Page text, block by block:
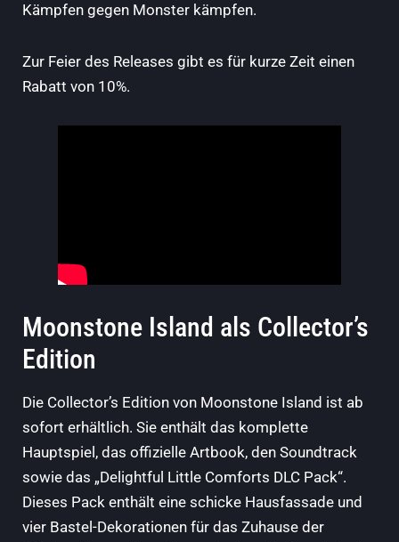
Kämpfen gegen Monster kämpfen.
Zur Feier des Releases gibt es für kurze Zeit einen
Rabatt von 10%.
Moonstone Island als Collector’s
Edition
Die Collector’s Edition von Moonstone Island ist ab
sofort erhältlich. Sie enthält das komplette
Hauptspiel, das offizielle Artbook, den Soundtrack
sowie das „Delightful Little Comforts DLC Pack“.
Dieses Pack enthält eine schicke Hausfassade und
vier Bastel-Dekorationen für das Zuhause der